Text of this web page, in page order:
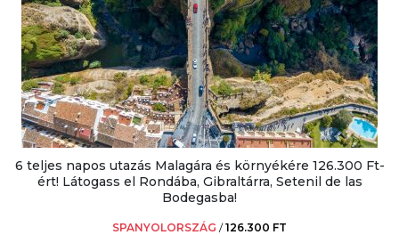
6 teljes napos utazás Malagára és környékére 126.300 Ft-
ért! Látogass el Rondába, Gibraltárra, Setenil de las
Bodegasba!
SPANYOLORSZÁG /126.300 FT